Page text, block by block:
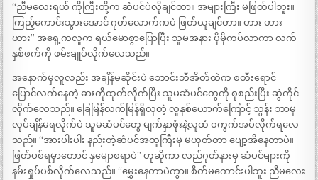
“ညီမလေးရယ် ကိုကြီးတို့က ဆံပင်ပဲလိုချင်တာ။ အများကြီး မဖြတ်ပါဘူး။
ကြည့်ကောင်းသွားအောင် ဂုတ်လောက်ကပဲ ဖြတ်ယူချင်တာ။ ဟား ဟား
ဟား” အရှေ့ကလူက ရယ်မောစွာပြောပြီး သူမအနား ပိုမိုကပ်လာကာ လက်
နှစ်ဖက်ကို ဖမ်းချုပ်လိုက်လေသည်။
အနောက်မှလူလည်း အချိန်မဆိုင်းပဲ ဘောင်းဘီအိတ်ထဲက စတီးရောင်
ပြောင်လက်နေတဲ့ ဓားကိုထုတ်လိုက်ပြီး သူမဆံပင်တွေကို စုစည်းပြီး ဆွဲကိုင်
လိုက်လေသည်။ ခြေမြန်လက်မြန်ရှိလှတဲ့ လူနှစ်ယောက်ကြောင့် သွန်း ဘာမှ
လုပ်ချိန်မရလိုက်ပဲ သူမဆံပင်တွေ မျက်နှာဖုံးနဲ့လူထံ ဝကွက်အပ်လိုက်ရလေ
သည်။ “အားပါးပါး နည်းတဲ့ဆံပင်အထူကြီးမှ မဟုတ်တာ ပျော့အိနေတာပဲ။
ဖြတ်ပစ်ရမှာတောင် နှမျောစရာပဲ” ဟုဆိုကာ လည်ဂုတ်နားမှ ဆံပင်များကို
နမ်းရှုပ်ပစ်လိုက်လေသည်။ “မွှေးနေတာပဲကွာ။ စိတ်မကောင်းပါဘူး ညီမလေး